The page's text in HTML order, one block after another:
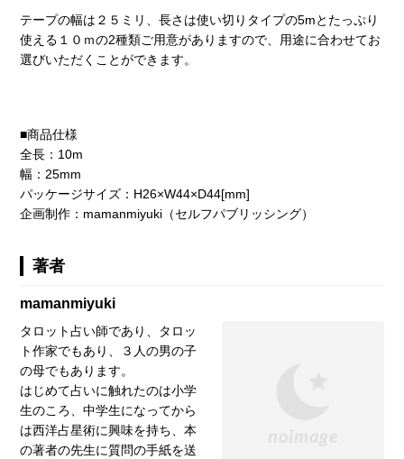
テープの幅は２５ミリ、長さは使い切りタイプの5mとたっぷり
使える１０ｍの2種類ご用意がありますので、用途に合わせてお
選びいただくことができます。
■商品仕様
全長：10m
幅：25mm
パッケージサイズ：H26×W44×D44[mm]
企画制作：mamanmiyuki（セルフパブリッシング）
著者
mamanmiyuki
タロット占い師であり、タロッ
ト作家でもあり、３人の男の子
の母でもあります。
はじめて占いに触れたのは小学
生のころ、中学生になってから
は西洋占星術に興味を持ち、本
の著者の先生に質問の手紙を送